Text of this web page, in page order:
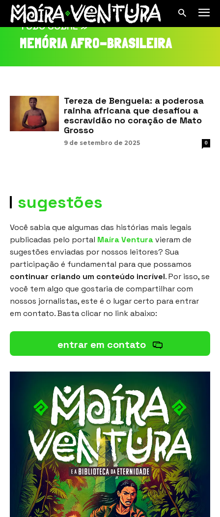
TUDO SOBRE »
MEMÓRIA AFRO-BRASILEIRA
Tereza de Benguela: a poderosa
rainha africana que desafiou a
escravidão no coração de Mato
Grosso
9 de setembro de 2025 0
sugestões
Você sabia que algumas das histórias mais legais
publicadas pelo portal Maíra Venturavieram de
sugestões enviadas por nossos leitores? Sua
participação é fundamental para que possamos
continuar criando um conteúdo incrível. Por isso, se
você tem algo que gostaria de compartilhar com
nossos jornalistas, este é o lugar certo para entrar
em contato. Basta clicar no link abaixo:
entrar em contato